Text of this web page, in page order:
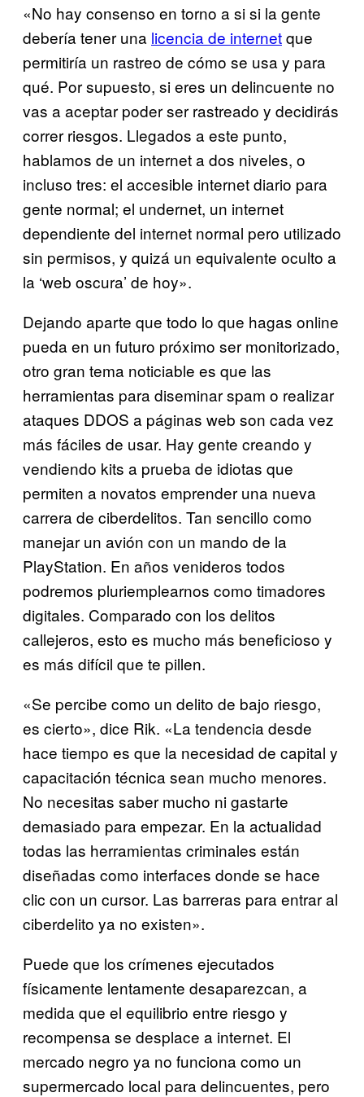
«No hay consenso en torno a si si la gente
debería tener una licencia de internetque
permitiría un rastreo de cómo se usa y para
qué. Por supuesto, si eres un delincuente no
vas a aceptar poder ser rastreado y decidirás
correr riesgos. Llegados a este punto,
hablamos de un internet a dos niveles, o
incluso tres: el accesible internet diario para
gente normal; el undernet, un internet
dependiente del internet normal pero utilizado
sin permisos, y quizá un equivalente oculto a
la ‘web oscura’ de hoy».
Dejando aparte que todo lo que hagas online
pueda en un futuro próximo ser monitorizado,
otro gran tema noticiable es que las
herramientas para diseminar spam o realizar
ataques DDOS a páginas web son cada vez
más fáciles de usar. Hay gente creando y
vendiendo kits a prueba de idiotas que
permiten a novatos emprender una nueva
carrera de ciberdelitos. Tan sencillo como
manejar un avión con un mando de la
PlayStation. En años venideros todos
podremos pluriemplearnos como timadores
digitales. Comparado con los delitos
callejeros, esto es mucho más beneficioso y
es más difícil que te pillen.
«Se percibe como un delito de bajo riesgo,
es cierto», dice Rik. «La tendencia desde
hace tiempo es que la necesidad de capital y
capacitación técnica sean mucho menores.
No necesitas saber mucho ni gastarte
demasiado para empezar. En la actualidad
todas las herramientas criminales están
diseñadas como interfaces donde se hace
clic con un cursor. Las barreras para entrar al
ciberdelito ya no existen».
Puede que los crímenes ejecutados
físicamente lentamente desaparezcan, a
medida que el equilibrio entre riesgo y
recompensa se desplace a internet. El
mercado negro ya no funciona como un
supermercado local para delincuentes, pero